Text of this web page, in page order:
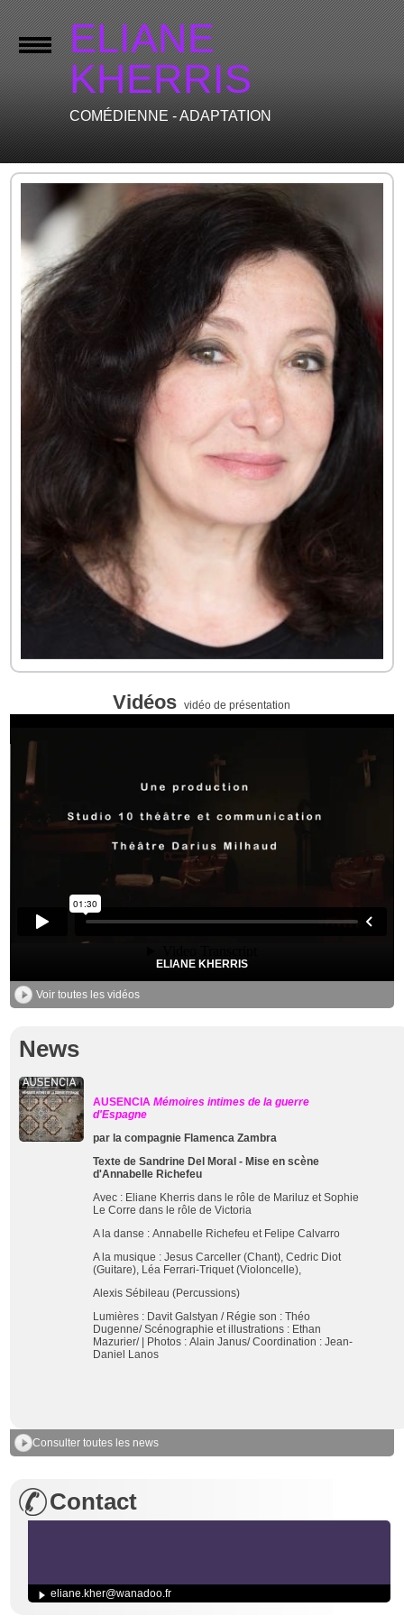
ELIANE
KHERRIS
COMÉDIENNE - ADAPTATION
Vidéos vidéo de présentation
ELIANE KHERRIS
Voir toutes les vidéos
News
AUSENCIAMémoires intimes de la guerre
d'Espagne
par la compagnie Flamenca Zambra
Texte de Sandrine Del Moral - Mise en scène
d'Annabelle Richefeu
Avec : Eliane Kherrisdans le rôle de Mariluz etSophie
Le Corre dans le rôle de Victoria
A la danse :Annabelle Richefeu et Felipe Calvarro
A la musique :Jesus Carceller (Chant),Cedric Diot
(Guitare), Léa Ferrari-Triquet (Violoncelle),
Alexis Sébileau(Percussions)
Lumières : Davit Galstyan /Régie son :Théo
Dugenne/Scénographie et illustrations : Ethan
Mazurier/ | Photos :Alain Janus/Coordination :Jean-
Daniel Lanos
Consulter toutes les news
Contact
eliane.kher@wanadoo.fr